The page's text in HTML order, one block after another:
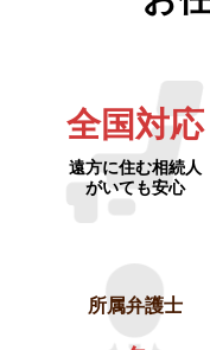
全国対応
遠方に住む相続人
がいても安心
所属弁護士